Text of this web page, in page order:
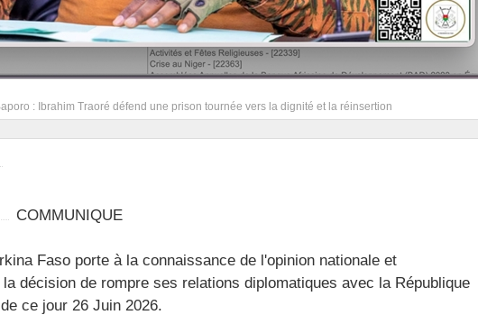
: Ibrahim Traoré défend une prison tournée vers la dignité et la réinsertion
COMMUNIQUE
Faso porte à la connaissance de l'opinion nationale et
décision de rompre ses relations diplomatiques avec la République
ce jour 26 Juin 2026.